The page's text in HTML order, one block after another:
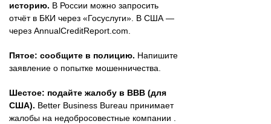
историю. В России можно запросить
отчёт в БКИ через «Госуслуги». В США —
через AnnualCreditReport.com.
Пятое: сообщите в полицию. Напишите
заявление о попытке мошенничества.
Шестое: подайте жалобу в BBB (для
США). Better Business Bureau принимает
жалобы на недобросовестные компании .